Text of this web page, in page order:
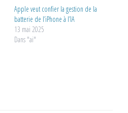
Apple veut confier la gestion de la
batterie de l’iPhone à l’IA
13 mai 2025
Dans "ai"